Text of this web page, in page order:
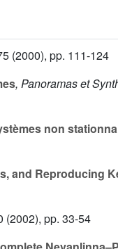
(2000), pp. 111-124
, Panoramas et
non
and Reproducing
(2002), pp. 33-54